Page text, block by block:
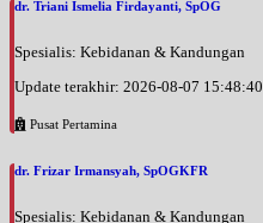
dr. Triani Ismelia Firdayanti, SpOG
Spesialis: Kebidanan & Kandungan
Update terakhir: 2026-08-07 15:48:40
Pusat Pertamina
dr. Frizar Irmansyah, SpOGKFR
Spesialis: Kebidanan & Kandungan